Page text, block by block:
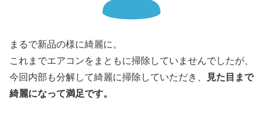
まるで新品の様に綺麗に。
これまでエアコンをまともに掃除していませんでしたが、
今回内部も分解して綺麗に掃除していただき、
見た目まで
綺麗になって満足です。